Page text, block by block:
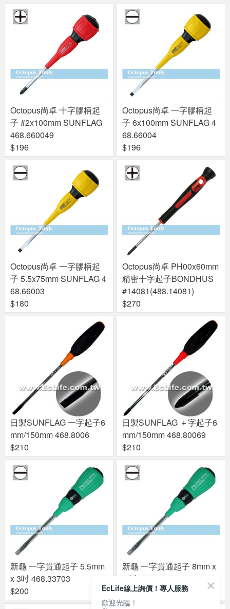
Octopus尚卓 十字膠柄起
子 #2x100mm SUNFLAG
468.660049
$196
Octopus尚卓 一字膠柄起
子 6x100mm SUNFLAG 4
68.66004
$196
Octopus尚卓 一字膠柄起
子 5.5x75mm SUNFLAG 4
68.66003
$180
Octopus尚卓 PH00x60mm
精密十字起子BONDHUS
#14081(488.14081)
$270
日製SUNFLAG 一字起子6
mm/150mm 468.8006
$210
日製SUNFLAG ＋字起子6
mm/150mm 468.80069
$210
新龜 一字貫通起子 5.5mm
x 3吋 468.33703
$200
新龜 一字貫通起子 8mm x
6 吋 468.33706
$300
EcLife線上詢價！專人服務
歡迎光臨！